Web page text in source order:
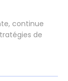
continue
de